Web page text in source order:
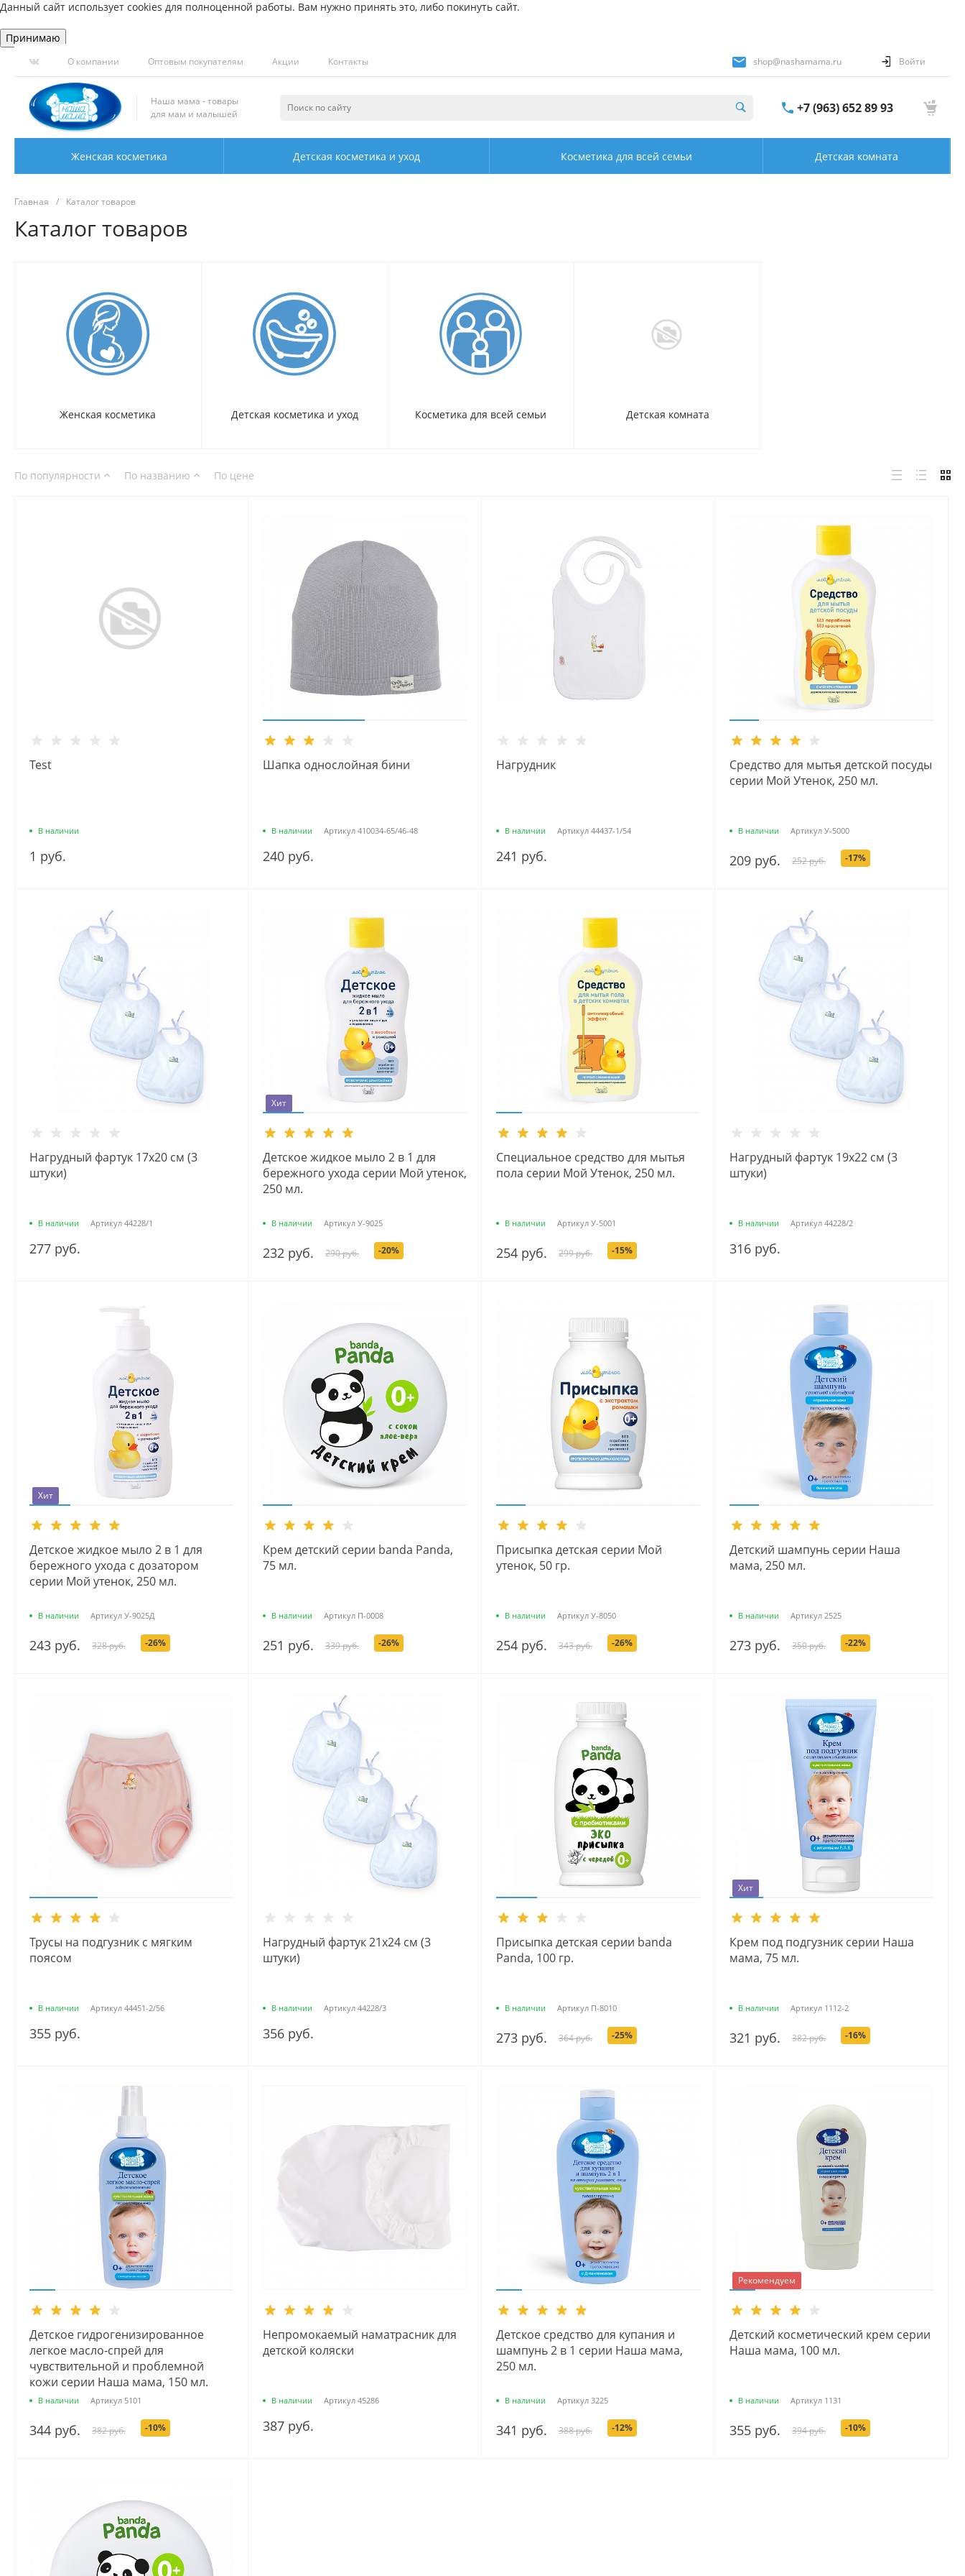
Данный сайт использует cookies для полноценной работы. Вам нужно принять это, либо покинуть сайт.
Принимаю
О компании Оптовым покупателям Акции Контакты shop@nashamama.ru Войти
Наша мама - товары
для мам и малышей
+7 (963) 652 89 93
Женская косметика Детская косметика и уход Косметика для всей семьи Детская комната
Главная / Каталог товаров
Каталог товаров
Женская косметика Детская косметика и уход Косметика для всей семьи Детская комната
По популярности По названию По цене
Test
В наличии
1 руб.
Шапка однослойная бини
В наличии Артикул 410034-65/46-48
240 руб.
Нагрудник
В наличии Артикул 44437-1/54
241 руб.
Средство для мытья детской посуды
серии Мой Утенок, 250 мл.
В наличии Артикул У-5000
209 руб. 252 руб. -17%
Нагрудный фартук 17х20 см (3
штуки)
В наличии Артикул 44228/1
277 руб.
Хит
Детское жидкое мыло 2 в 1 для
бережного ухода серии Мой утенок,
250 мл.
В наличии Артикул У-9025
232 руб. 290 руб. -20%
Специальное средство для мытья
пола серии Мой Утенок, 250 мл.
В наличии Артикул У-5001
254 руб. 299 руб. -15%
Нагрудный фартук 19х22 см (3
штуки)
В наличии Артикул 44228/2
316 руб.
Хит
Детское жидкое мыло 2 в 1 для
бережного ухода с дозатором
серии Мой утенок, 250 мл.
В наличии Артикул У-9025Д
243 руб. 328 руб. -26%
Крем детский серии banda Panda,
75 мл.
В наличии Артикул П-0008
251 руб. 339 руб. -26%
Присыпка детская серии Мой
утенок, 50 гр.
В наличии Артикул У-8050
254 руб. 343 руб. -26%
Детский шампунь серии Наша
мама, 250 мл.
В наличии Артикул 2525
273 руб. 350 руб. -22%
Трусы на подгузник с мягким
поясом
В наличии Артикул 44451-2/56
355 руб.
Нагрудный фартук 21х24 см (3
штуки)
В наличии Артикул 44228/3
356 руб.
Присыпка детская серии banda
Panda, 100 гр.
В наличии Артикул П-8010
273 руб. 364 руб. -25%
Хит
Крем под подгузник серии Наша
мама, 75 мл.
В наличии Артикул 1112-2
321 руб. 382 руб. -16%
Детское гидрогенизированное
легкое масло-спрей для
чувствительной и проблемной
кожи серии Наша мама, 150 мл.
В наличии Артикул 5101
344 руб. 382 руб. -10%
Непромокаемый наматрасник для
детской коляски
В наличии Артикул 45286
387 руб.
Детское средство для купания и
шампунь 2 в 1 серии Наша мама,
250 мл.
В наличии Артикул 3225
341 руб. 388 руб. -12%
Рекомендуем
Детский косметический крем серии
Наша мама, 100 мл.
В наличии Артикул 1131
355 руб. 394 руб. -10%